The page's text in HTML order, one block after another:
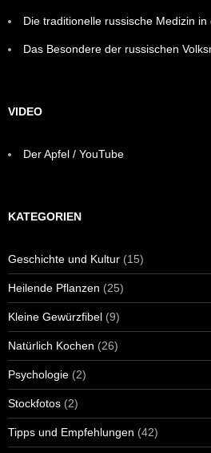
Die traditionelle russische Medizin
Das Besondere der russischen
VIDEO
Der Apfel / YouTube
KATEGORIEN
Geschichte und Kultur (15)
Heilende Pflanzen (25)
Kleine Gewürzfibel (9)
Natürlich Kochen (26)
Psychologie (2)
Stockfotos (2)
Tipps und Empfehlungen (42)